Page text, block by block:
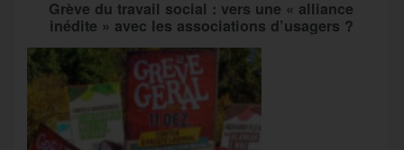
Grève du travail social : vers une « alliance
inédite » avec les associations d’usagers ?